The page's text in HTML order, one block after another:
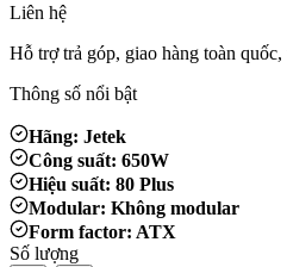
Liên hệ
Hỗ trợ trả góp, giao hàng toàn
Thông số nổi bật
Hãng: Jetek
Công suất: 650W
Hiệu suất: 80 Plus
Modular: Không modular
Form factor: ATX
Số lượng